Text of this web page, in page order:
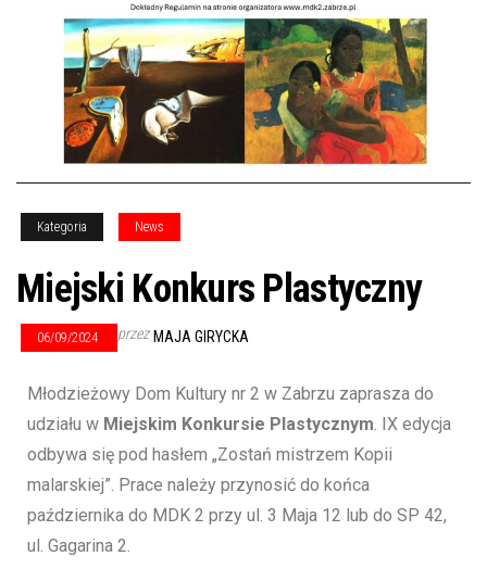
Kategoria News
Miejski Konkurs Plastyczny
06/09/2024 przez MAJA GIRYCKA
Młodzieżowy Dom Kultury nr 2 w Zabrzu zaprasza do
udziału w Miejskim Konkursie Plastycznym. IX edycja
odbywa się pod hasłem „Zostań mistrzem Kopii
malarskiej”. Prace należy przynosić do końca
października do MDK 2 przy ul. 3 Maja 12 lub do SP 42,
ul. Gagarina 2.